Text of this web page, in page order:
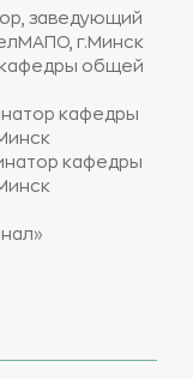
заведующий
г.Минск
кафедры общей
кафедры
кафедры